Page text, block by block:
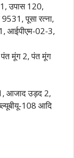
उपास 120,
पूसा रत्ना,
आईपीएम-02-3,
मूंग 2, पंत मूंग
आजाद उड़द 2,
108 आदि